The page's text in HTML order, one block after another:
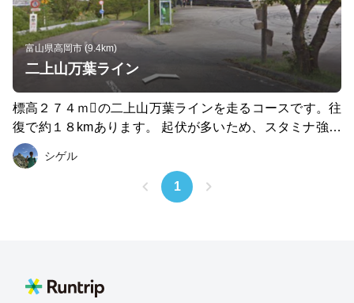
富山県高岡市 (9.4km)
二上山万葉ライン
標高２７４ｍの二上山万葉ラインを走るコースです。往
復で約１８kmあります。 起伏が多いため、スタミナ強化
に◎ コース途中にはトイレや自販機もあるので休憩もで
きます。 二上山の山頂からの景色がサイコーです♪
シゲル
1